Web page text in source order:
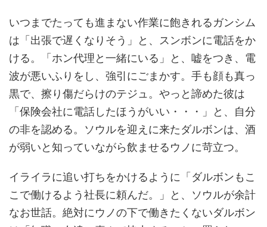
いつまでたっても進まない作業に飽きれるガンシム
は「出張で遅くなりそう」と、スンボンに電話をか
ける。「ホン代理と一緒にいる」と、嘘をつき、電
波が悪いふりをし、強引にごまかす。手も顔も真っ
黒で、擦り傷だらけのテジュ。やっと諦めた彼は
「保険会社に電話したほうがいい・・・」と、自分
の非を認める。ソウルを迎えに来たダルボンは、酒
が弱いと知っていながら飲ませるウノに苛立つ。
イライラに追い打ちをかけるように「ダルボンもこ
こで働けるよう社長に頼んだ。」と、ソウルが余計
なお世話。絶対にウノの下で働きたくないダルボン